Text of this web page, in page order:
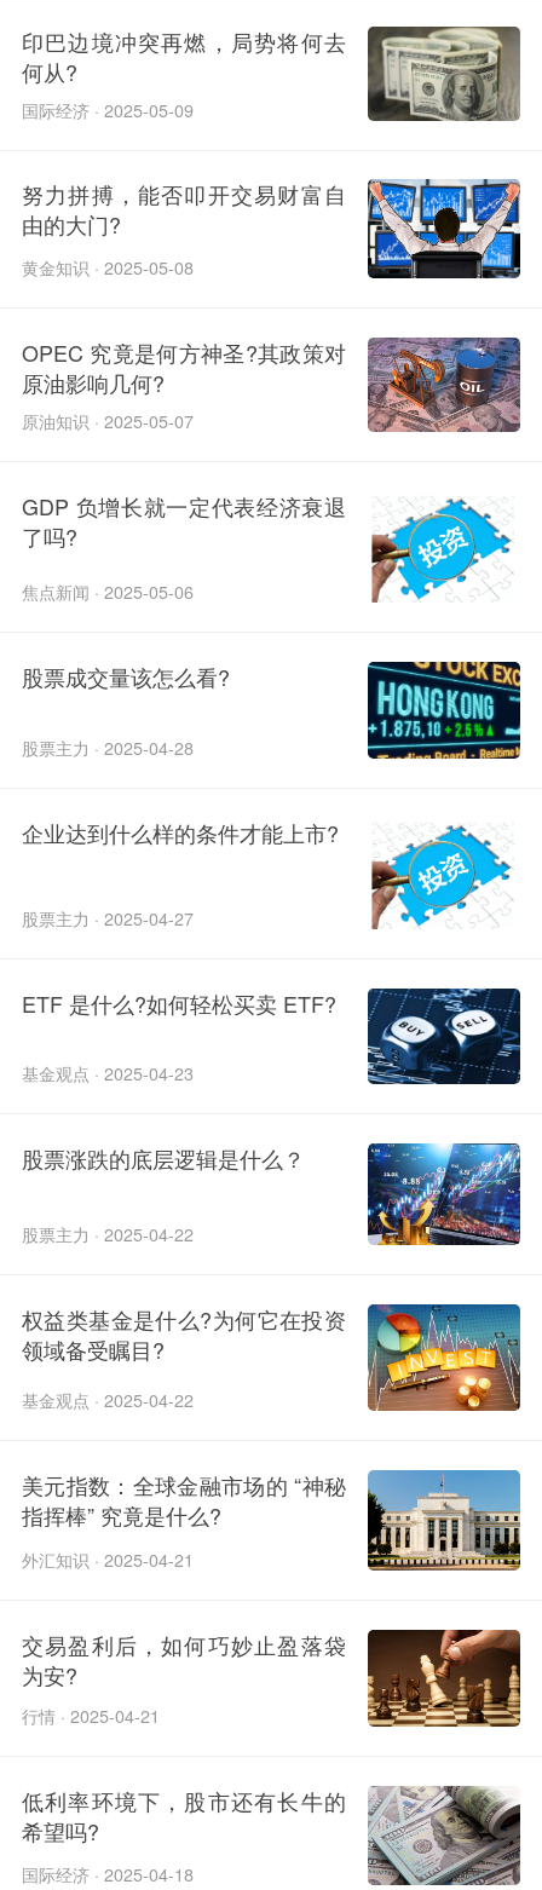
印巴边境冲突再燃，局势将何去
何从?
国际经济 · 2025-05-09
努力拼搏，能否叩开交易财富自
由的大门?
黄金知识 · 2025-05-08
OPEC 究竟是何方神圣?其政策对
原油影响几何?
原油知识 · 2025-05-07
GDP 负增长就一定代表经济衰退
了吗?
焦点新闻 · 2025-05-06
股票成交量该怎么看?
股票主力 · 2025-04-28
企业达到什么样的条件才能上市?
股票主力 · 2025-04-27
ETF 是什么?如何轻松买卖 ETF?
基金观点 · 2025-04-23
股票涨跌的底层逻辑是什么？
股票主力 · 2025-04-22
权益类基金是什么?为何它在投资
领域备受瞩目?
基金观点 · 2025-04-22
美元指数：全球金融市场的 “神秘
指挥棒” 究竟是什么?
外汇知识 · 2025-04-21
交易盈利后，如何巧妙止盈落袋
为安?
行情 · 2025-04-21
低利率环境下，股市还有长牛的
希望吗?
国际经济 · 2025-04-18